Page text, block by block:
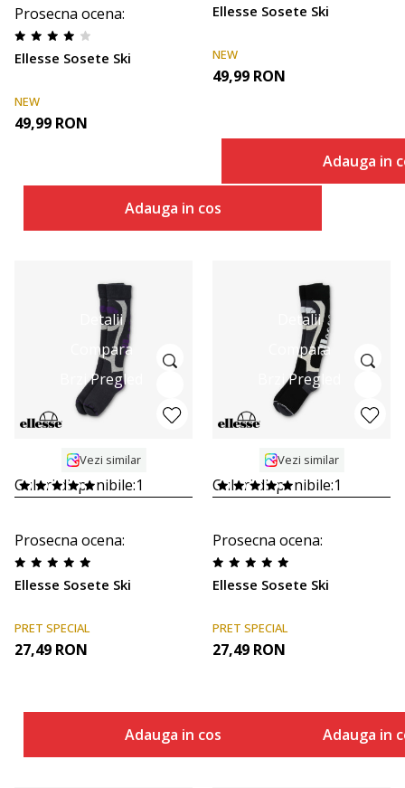
Prosecna ocena:
Ellesse Sosete Ski
NEW
49,99 RON
Adauga in cos
Ellesse Sosete Ski
NEW
49,99 RON
Adauga in
Detalii
Compara
Brzi Pregled
Vezi similar
Culori disponibile:1
Prosecna ocena:
Ellesse Sosete Ski
PRET SPECIAL
27,49 RON
Adauga in cos
Detalii
Compara
Brzi Pregled
Vezi similar
Culori disponibile:1
Prosecna ocena:
Ellesse Sosete Ski
PRET SPECIAL
27,49 RON
Adauga in